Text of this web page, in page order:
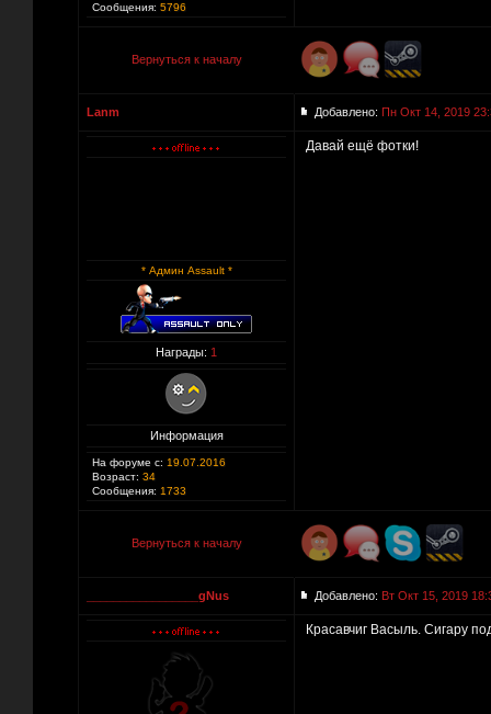
Сообщения: 5796
Вернуться к началу
Lanm Добавлено: Пн Окт 14, 2019
* Админ Assault *
Награды: 1
Информация
На форуме с: 19.07.2016
Возраст: 34
Сообщения: 1733
Давай ещё фотки!
Вернуться к началу
_________________gNus Добавлено: Вт Окт 15, 2019
Красавчиг Васыль. Сигару